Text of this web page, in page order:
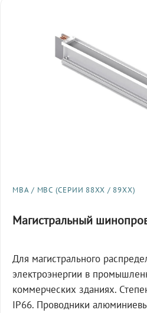
МВА / МВС (СЕРИИ 88XX / 89XX)
Магистральный
Для магистрального
электроэнергии в
коммерческих зданиях.
IP66. Проводники